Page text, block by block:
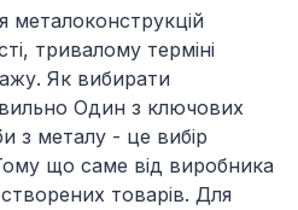
металоконструкцій
тривалому терміні
Як вибирати
Один з ключових
з металу - це вибір
що саме від виробника
товарів. Для